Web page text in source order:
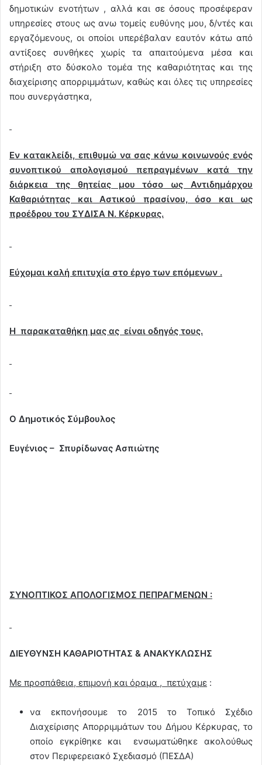
δημοτικών ενοτήτων , αλλά και σε όσους προσέφεραν
υπηρεσίες στους ως ανω τομείς ευθύνης μου, δ/ντές και
εργαζόμενους, οι οποίοι υπερέβαλαν εαυτόν κάτω από
αντίξοες συνθήκες χωρίς τα απαιτούμενα μέσα και
στήριξη στο δύσκολο τομέα της καθαριότητας και της
διαχείρισης απορριμμάτων, καθώς και όλες τις υπηρεσίες
που συνεργάστηκα,
Εν κατακλείδι, επιθυμώ να σας κάνω κοινωνούς ενός
συνοπτικού απολογισμού πεπραγμένων κατά την
διάρκεια της θητείας μου τόσο ως Αντιδημάρχου
Καθαριότητας και Αστικού πρασίνου, όσο και ως
προέδρου του ΣΥΔΙΣΑ Ν. Κέρκυρας.
Εύχομαι καλή επιτυχία στο έργο των επόμενων .
Η παρακαταθήκη μας ας είναι οδηγός τους.
Ο Δημοτικός Σύμβουλος
Ευγένιος – Σπυρίδωνας Ασπιώτης
ΣΥΝΟΠΤΙΚΟΣ ΑΠΟΛΟΓΙΣΜΟΣ ΠΕΠΡΑΓΜΕΝΩΝ :
ΔΙΕΥΘΥΝΣΗ ΚΑΘΑΡΙΟΤΗΤΑΣ & ΑΝΑΚΥΚΛΩΣΗΣ
Με προσπάθεια, επιμονή και όραμα , πετύχαμε :
να εκπονήσουμε το 2015 το Τοπικό Σχέδιο
Διαχείρισης Απορριμμάτων του Δήμου Κέρκυρας, το
οποίο εγκρίθηκε και ενσωματώθηκε ακολούθως
στον Περιφερειακό Σχεδιασμό (ΠΕΣΔΑ)